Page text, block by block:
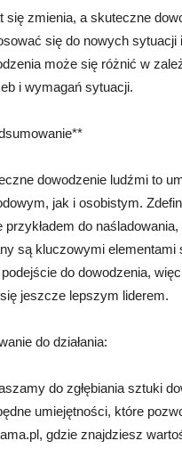
się zmienia, a skuteczne
się do nowych
może się różnić w
i wymagań sytuacji.
dowodzenie ludźmi to
jak i osobistym.
przykładem do
są kluczowymi elementami
do dowodzenia,
jeszcze lepszym liderem.
do działania:
do zgłębiania sztuki
umiejętności, które
gdzie znajdziesz